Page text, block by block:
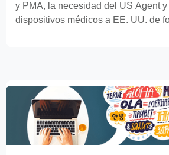
y PMA, la necesidad del US Agent
dispositivos médicos a EE. UU. de